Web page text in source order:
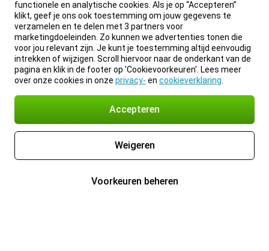
functionele en analytische cookies. Als je op “Accepteren”
klikt, geef je ons ook toestemming om jouw gegevens te
verzamelen en te delen met 3 partners voor
marketingdoeleinden. Zo kunnen we advertenties tonen die
voor jou relevant zijn. Je kunt je toestemming altijd eenvoudig
intrekken of wijzigen. Scroll hiervoor naar de onderkant van de
pagina en klik in de footer op 'Cookievoorkeuren'. Lees meer
over onze cookies in onze privacy- en cookieverklaring
Accepteren
Weigeren
Voorkeuren beheren